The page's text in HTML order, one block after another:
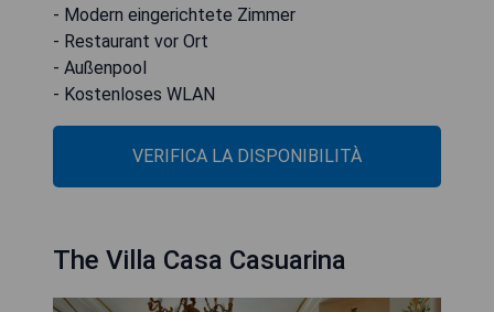
- Modern eingerichtete Zimmer
- Restaurant vor Ort
- Außenpool
- Kostenloses WLAN
VERIFICA LA DISPONIBILITÀ
The Villa Casa Casuarina